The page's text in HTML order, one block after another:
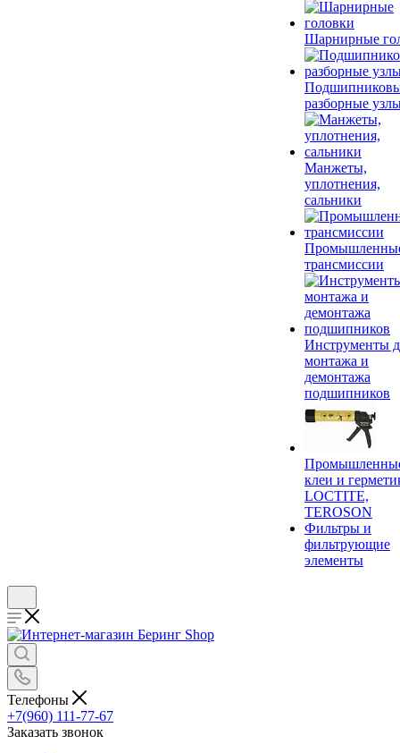
Шарнирные
разборные
Манжеты,
уплотнения,
сальники
трансмиссии
Инструменты
монтажа и
демонтажа
подшипников
клеи и
LOCTITE,
TEROSON
Фильтры и
фильтрующие
элементы
Телефоны
+7(960) 111-77-67
Заказать звонок